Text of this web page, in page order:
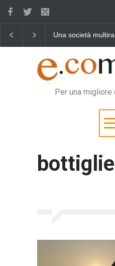
Una società
Per una
bottiglie